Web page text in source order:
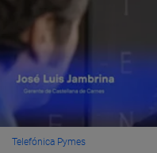
Telefónica Pymes